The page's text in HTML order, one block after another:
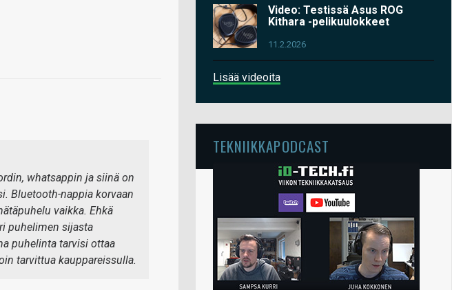
whatsappin ja siinä on
Bluetooth-nappia korvaan
vaikka. Ehkä
puhelimen sijasta
puhelinta tarvisi ottaa
tarvittua kauppareissulla.
Video: Testissä Asus ROG
Kithara -pelikuulokkeet
11.2.2026
Lisää videoita
TEKNIIKKAPODCAST